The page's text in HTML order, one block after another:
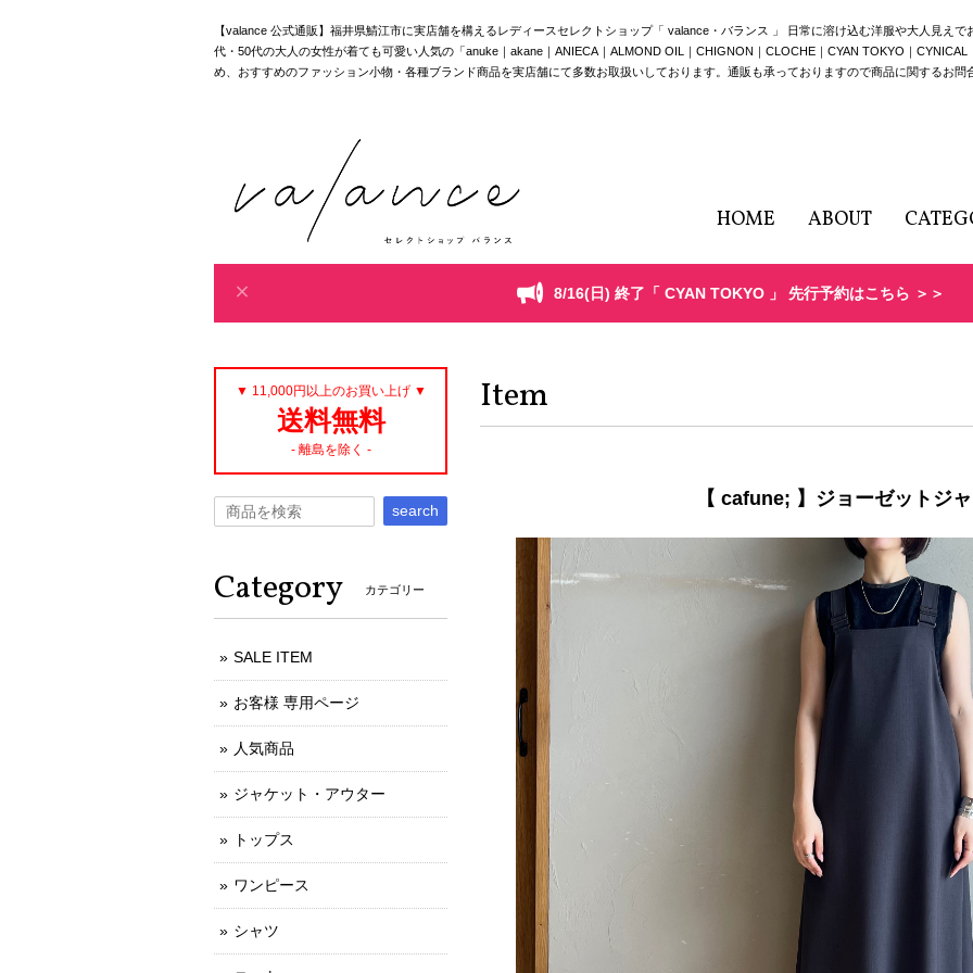
【valance 公式通販】福井県鯖江市に実店舗を構えるレディースセレクトショップ「 valance・バランス 」 日常に溶け込む洋服や大人見え
代・50代の大人の女性が着ても可愛い人気の「anuke｜akane｜ANIECA｜ALMOND OIL｜CHIGNON｜CLOCHE｜CYAN TOKYO｜
め、おすすめのファッション小物・各種ブランド商品を実店舗にて多数お取扱いしております。通販も承っておりますので商品に関するお問
HOME ABOUT
8/16(日) 終了「 CYAN TOKYO 」 先行予約はこちら ＞＞
Item
【 cafune; 】ジョーゼットジ
▼ 11,000円以上のお買い上げ ▼
送料無料
- 離島を除く -
search
Category カテゴリー
SALE ITEM
お客様 専用ページ
人気商品
ジャケット・アウター
トップス
ワンピース
シャツ